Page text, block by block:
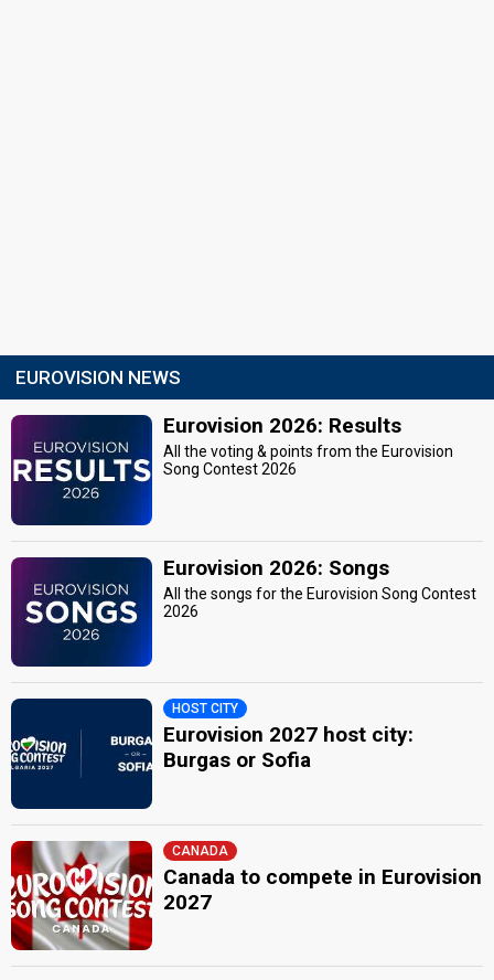
EUROVISION NEWS
Eurovision 2026: Results
All the voting & points from the Eurovision
Song Contest 2026
Eurovision 2026: Songs
All the songs for the Eurovision Song Contest
2026
HOST CITY
Eurovision 2027 host city:
Burgas or Sofia
CANADA
Canada to compete in Eurovision
2027